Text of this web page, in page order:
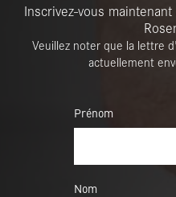
Inscrivez-vous
Veuillez noter que la lettre
actuellement
Prénom
Nom